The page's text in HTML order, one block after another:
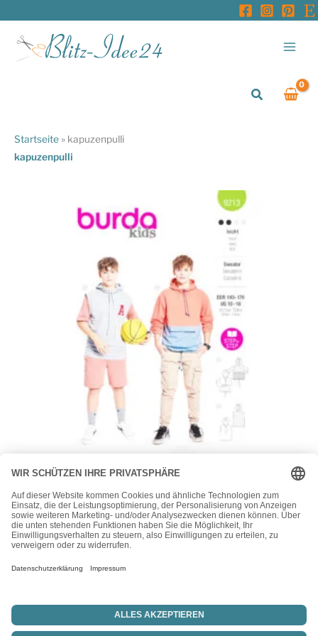
springen
Suchen
Startseite » kapuzenpulli
kapuzenpulli
Burda
Burda Kids Schnittmuster Nr. 9213 – Sweater – Hoodie –
Kurzarm oder Longsleeve
13,90€